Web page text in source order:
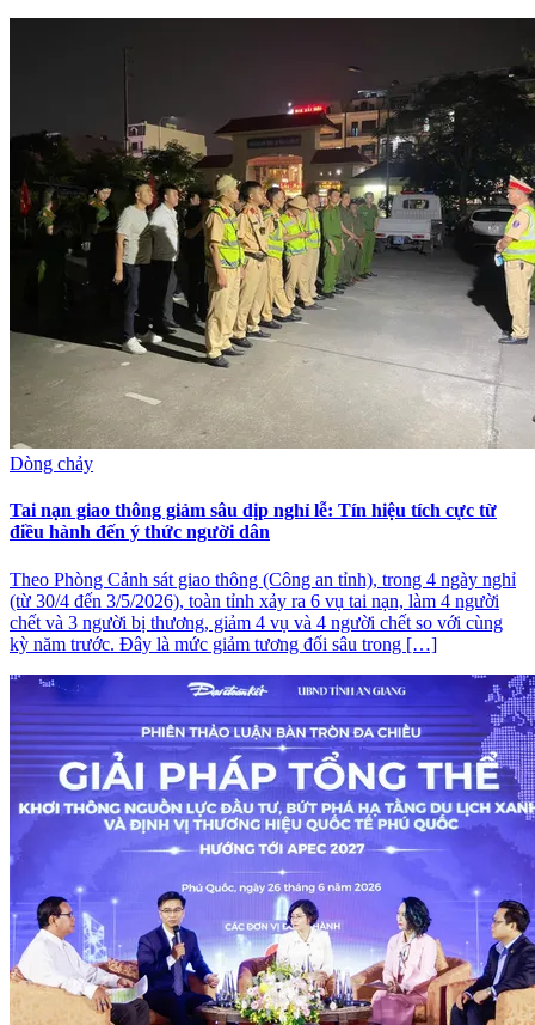
Dòng chảy
Tai nạn giao thông giảm sâu dịp nghỉ lễ: Tín hiệu tích cực từ
điều hành đến ý thức người dân
Theo Phòng Cảnh sát giao thông (Công an tỉnh), trong 4 ngày nghỉ
(từ 30/4 đến 3/5/2026), toàn tỉnh xảy ra 6 vụ tai nạn, làm 4 người
chết và 3 người bị thương, giảm 4 vụ và 4 người chết so với cùng
kỳ năm trước. Đây là mức giảm tương đối sâu trong […]